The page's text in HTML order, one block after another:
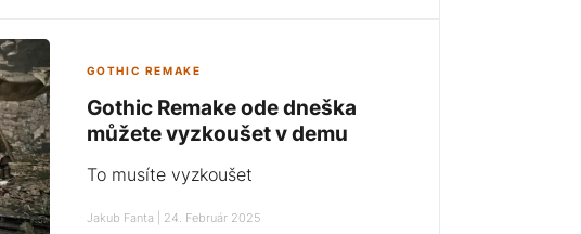
GOTHIC REMAKE
Gothic Remake ode dneška
můžete vyzkoušet v demu
To musíte vyzkoušet
Jakub Fanta | 24. Február 2025